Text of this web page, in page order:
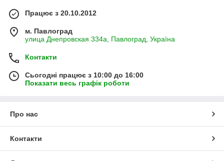
Працює з 20.10.2012
м. Павлоград
улица Днепровская 334а, Павлоград, Україна
Контакти
Сьогодні працює з 10:00 до 16:00
Показати весь графік роботи
Про нас
Контакти